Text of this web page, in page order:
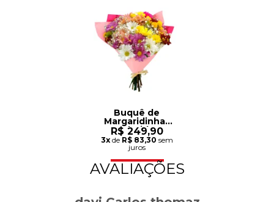
Buquê de
Margaridinhas
Coloridas
R$ 249,90
3xde R$ 83,30 sem
juros
AVALIAÇÕES